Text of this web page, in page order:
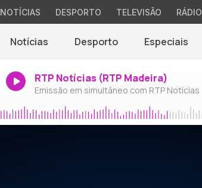
NOTÍCIAS DESPORTO TELEVISÃO RÁDIO
Notícias Desporto Especiais
RTP Notícias (RTP Madeira)
Emissão em simultâneo com RTP Notícias